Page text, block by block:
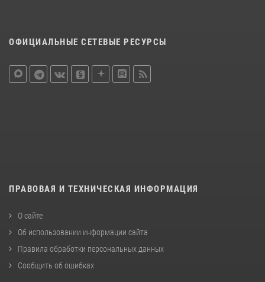
ОФИЦИАЛЬНЫЕ СЕТЕВЫЕ РЕСУРСЫ
ПРАВОВАЯ И ТЕХНИЧЕСКАЯ ИНФОРМАЦИЯ
О сайте
Об использовании информации сайта
Правила обработки персональных данных
Сообщить об ошибках